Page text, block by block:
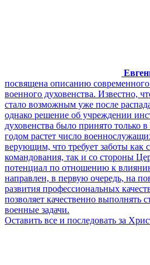
посвящена описанию современного
военного духовенства. Известно,
стало возможным уже после
однако решение об учреждении
духовенства было принято только
годом растет число
верующим, что требует заботы как
командования, так и со стороны
потенциал по отношению к
направлен, в первую очередь, на
развития профессиональных
позволяет качественно выполнять
военные задачи.
Оставить все и последовать за